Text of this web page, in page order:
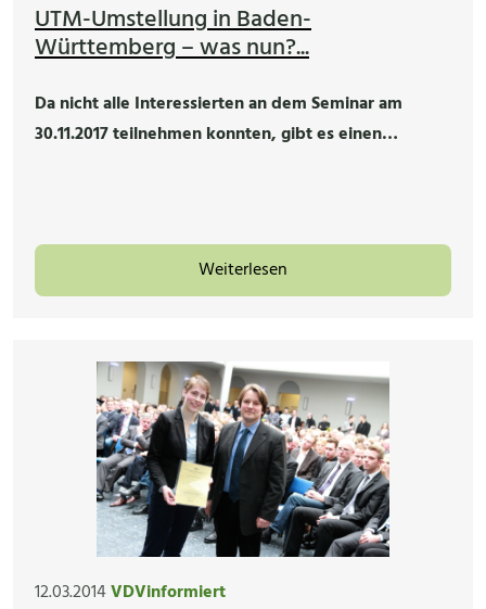
UTM-Umstellung in Baden-
Württemberg – was nun?...
Da nicht alle Interessierten an dem Seminar am
30.11.2017 teilnehmen konnten, gibt es einen…
Weiterlesen
12.03.2014VDVinformiert